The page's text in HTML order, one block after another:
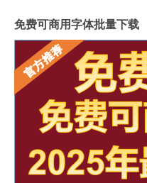
免费可商用字体批量下载